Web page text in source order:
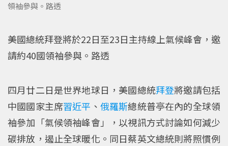
領袖參與。路透
美國總統拜登將於22日至23日主持線上氣候峰會，邀
請約40國領袖參與。路透
四月廿二日是世界地球日，美國總統拜登將邀請包括
中國國家主席習近平 、 俄羅斯總統普亭在內的全球領
袖參加「氣候領袖峰會」，以視訊方式討論如何減少
碳排放，遏止全球暖化。同日蔡英文總統則將照慣例